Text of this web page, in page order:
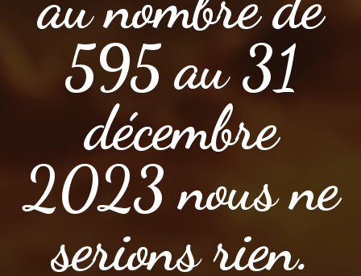
595 au 31
décembre
2023 nous ne
serions rien.